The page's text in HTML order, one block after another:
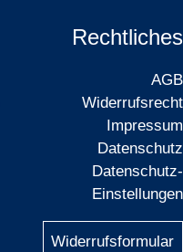
Rechtliches
AGB
Widerrufsrecht
Impressum
Datenschutz
Datenschutz-
Einstellungen
Widerrufsformular